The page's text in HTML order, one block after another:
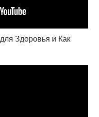
Здоровья и Как